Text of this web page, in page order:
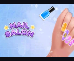
Nail Salon